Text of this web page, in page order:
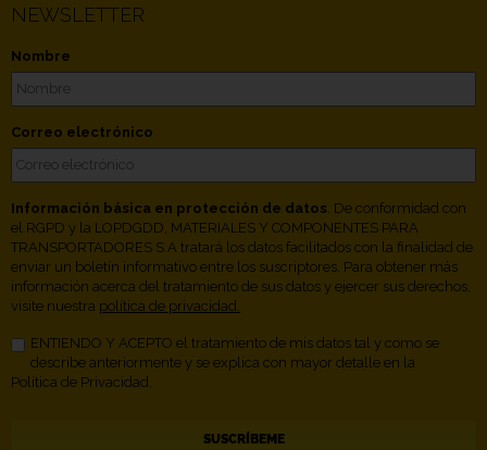
NEWSLETTER
Nombre
Correo electrónico
Información básica en protección de datos . De conformidad con
el RGPD y la LOPDGDD, MATERIALES Y COMPONENTES PARA
TRANSPORTADORES S.A tratará los datos facilitados con la finalidad de
enviar un boletín informativo entre los suscriptores. Para obtener más
información acerca del tratamiento de sus datos y ejercer sus derechos,
visite nuestra política de privacidad.
ENTIENDO Y ACEPTO el tratamiento de mis datos tal y como se
describe anteriormente y se explica con mayor detalle en la
Política de Privacidad.